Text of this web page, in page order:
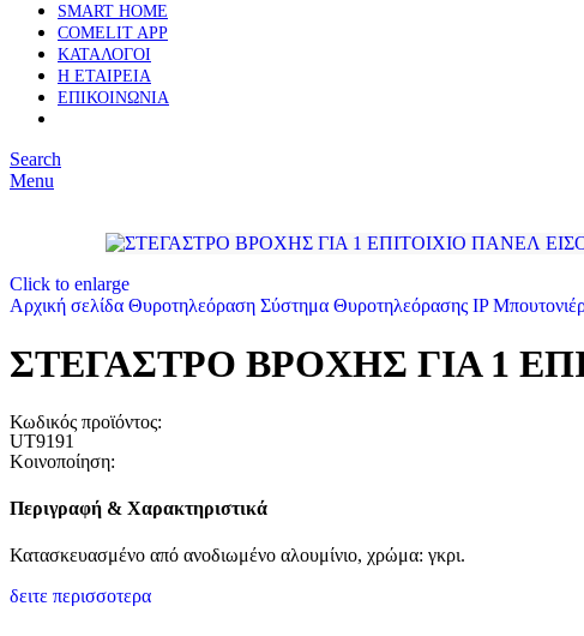
SMART HOME
COMELIT APP
ΚΑΤΑΛΟΓΟΙ
Η ΕΤΑΙΡΕΙΑ
ΕΠΙΚΟΙΝΩΝΙΑ
Search
Menu
Click to enlarge
Αρχική σελίδα Θυροτηλεόραση Σύστημα Θυροτηλεόρασης IP
ΣΤΕΓΑΣΤΡΟ ΒΡΟΧΗΣ ΓΙΑ 1
Κωδικός προϊόντος:
UT9191
Κοινοποίηση:
Περιγραφή & Χαρακτηριστικά
Κατασκευασμένο από ανοδιωμένο αλουμίνιο, χρώμα: γκρι.
δειτε περισσοτερα